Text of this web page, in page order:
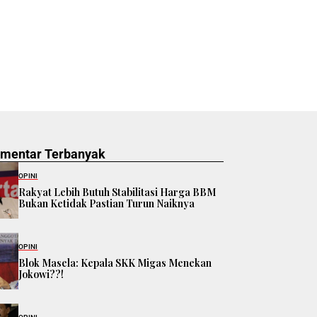
Terbanyak
OPINI
Rakyat Lebih Butuh Stabilitasi Harga BBM
Bukan Ketidak Pastian Turun Naiknya
OPINI
Blok Masela: Kepala SKK Migas Menekan
Jokowi??!